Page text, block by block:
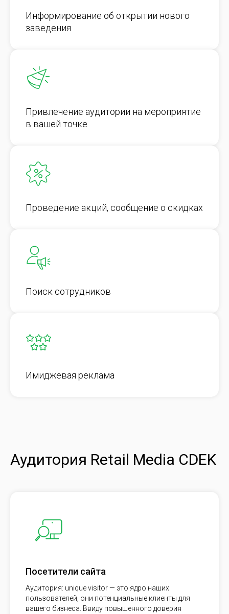
Информирование об открытии нового
заведения
Привлечение аудитории на мероприятие
в вашей точке
Проведение акций, сообщение о скидках
Поиск сотрудников
Имиджевая реклама
Аудитория Retail Media CDEK
Посетители сайта
Аудитория: unique visitor — это ядро наших
пользователей, они потенциальные клиенты для
вашего бизнеса. Ввиду повышенного доверия